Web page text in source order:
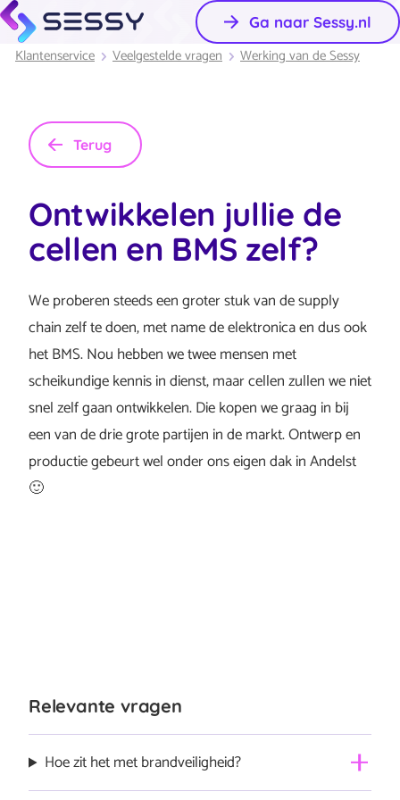
Ga naar Sessy.nl
Klantenservice Veelgestelde vragen Werking van de Sessy
Terug
Ontwikkelen jullie de
cellen en BMS zelf?
We proberen steeds een groter stuk van de supply
chain zelf te doen, met name de elektronica en dus ook
het BMS. Nou hebben we twee mensen met
scheikundige kennis in dienst, maar cellen zullen we niet
snel zelf gaan ontwikkelen. Die kopen we graag in bij
een van de drie grote partijen in de markt. Ontwerp en
productie gebeurt wel onder ons eigen dak in Andelst
🙂
Relevante vragen
Hoe zit het met brandveiligheid?